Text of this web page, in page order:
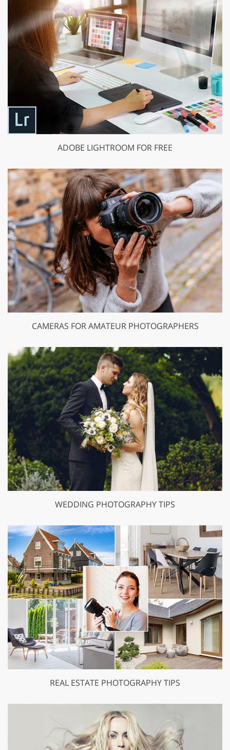
ADOBE LIGHTROOM FOR FREE
CAMERAS FOR AMATEUR PHOTOGRAPHERS
WEDDING PHOTOGRAPHY TIPS
REAL ESTATE PHOTOGRAPHY TIPS